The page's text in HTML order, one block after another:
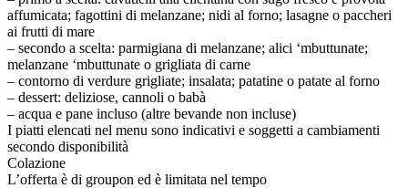
affumicata; fagottini di melanzane; nidi al forno; lasagne o paccheri
ai frutti di mare
– secondo a scelta: parmigiana di melanzane; alici ‘mbuttunate;
melanzane ‘mbuttunate o grigliata di carne
– contorno di verdure grigliate; insalata; patatine o patate al forno
– dessert: deliziose, cannoli o babà
– acqua e pane incluso (altre bevande non incluse)
I piatti elencati nel menu sono indicativi e soggetti a cambiamenti
secondo disponibilità
Colazione
L’offerta è di groupon ed è limitata nel tempo